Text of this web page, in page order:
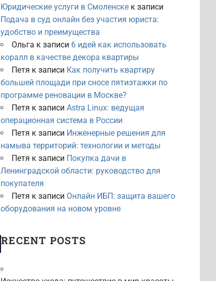
Юридические услуги в Смоленскек записи
Подача в суд онлайн без участия юриста:
удобство и преимущества
Ольга к записи 6 идей как использовать
коралл в качестве декора квартиры
Петя к записи Как получить квартиру
большей площади при сносе пятиэтажки по
программе реновации в Москве?
Петя к записи Astra Linux: ведущая
операционная система в России
Петя к записи Инженерные решения для
намыва территорий: технологии и методы
Петя к записи Покупка дачи в
Ленинградской области: руководство для
покупателя
Петя к записи Онлайн ИБП: защита вашего
оборудования на новом уровне
RECENT POSTS